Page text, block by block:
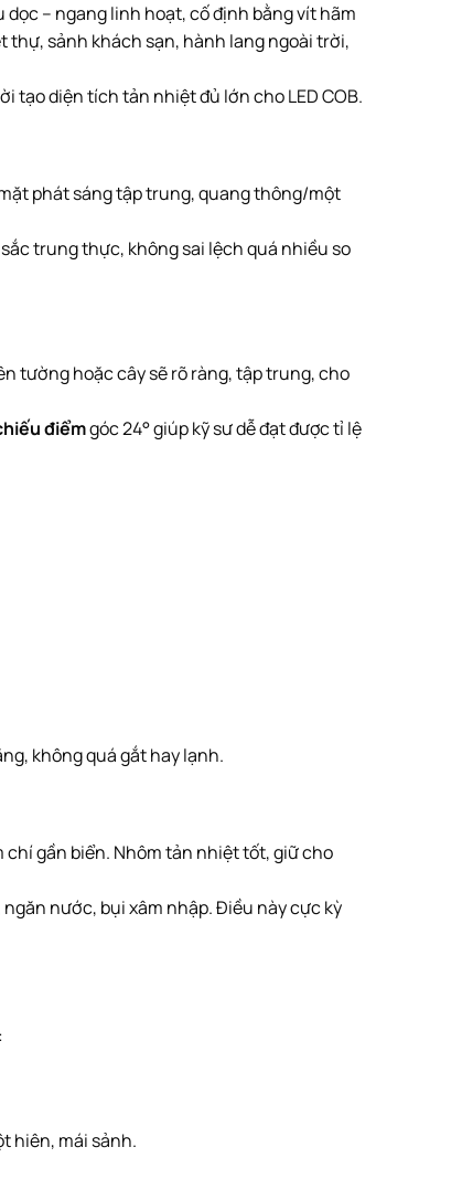
– ngang linh hoạt, cố định bằng vít hãm
thự, sảnh khách sạn, hành lang ngoài trời,
tạo diện tích tản nhiệt đủ lớn cho LED COB.
phát sáng tập trung, quang thông/một
trung thực, không sai lệch quá nhiều so
tường hoặc cây sẽ rõ ràng, tập trung, cho
điểmgóc 24° giúp kỹ sư dễ đạt được tỉ lệ
không quá gắt hay lạnh.
gần biển. Nhôm tản nhiệt tốt, giữ cho
ngăn nước, bụi xâm nhập. Điều này cực kỳ
hiên, mái sảnh.